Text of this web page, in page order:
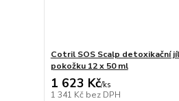
Cotril SOS Scalp detoxikační
pokožku 12 x 50 ml
1 623 Kč/ks
1 341 Kč bez DPH